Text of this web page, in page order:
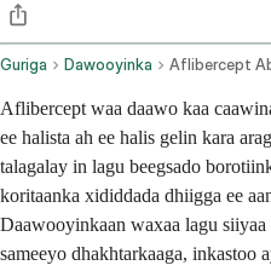
Guriga Dawooyinka
Aflibercept waa daawo kaa
ee halista ah ee halis gelin kara
talagalay in lagu beegsado
koritaanka xididdada dhiigga ee
Daawooyinkaan waxaa lagu siiyaa
sameeyo dhakhtarkaaga, inkastoo